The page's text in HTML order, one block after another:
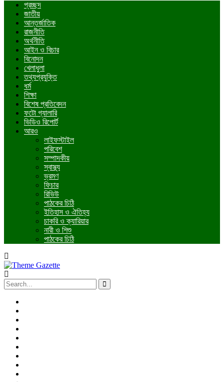
প্রচ্ছদ
জাতীয়
আন্তর্জাতিক
রাজনীতি
অর্থনীতি
আইন ও বিচার
বিনোদন
খেলাধুলা
তথ্যপ্রযুক্তি
ধর্ম
শিক্ষা
বিশেষ প্রতিবেদন
ফটো গ্যালারি
ভিডিও রিপোর্ট
আরও
লাইফস্টাইল
পরিবেশ
সম্পাদকীয়
স্বাস্থ্য
ভ্রমণ
ফিচার
রিভিউ
পাঠকের চিঠি
ইতিহাস ও ঐতিহ্য
চাকরি ও ক্যারিয়ার
নারী ও শিশু
পাঠকের চিঠি